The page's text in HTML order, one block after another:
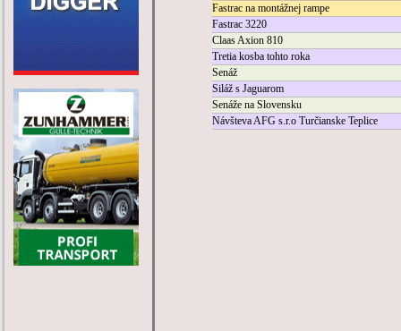
Fastrac na montážnej rampe
Fastrac 3220
Claas Axion 810
Tretia kosba tohto roka
Senáž
Siláž s Jaguarom
Senáže na Slovensku
Návšteva AFG s.r.o Turčianske Teplice